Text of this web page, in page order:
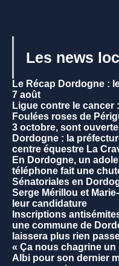
Les news
Le Récap Dordogne :
7 août
Ligue contre le
Foulées roses de
3 octobre, sont
Dordogne : la
centre équestre La
En Dordogne, un
téléphone fait une
Sénatoriales en
Serge Mérillou et
leur candidature
Inscriptions
une commune de
laissera plus rien
« Ça nous chagrine
Albi pour son dernier